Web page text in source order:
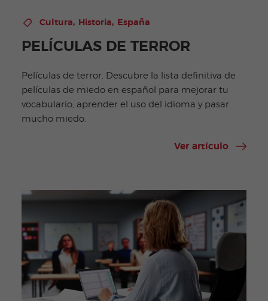
Cultura, Historia, España
PELÍCULAS DE TERROR
Películas de terror. Descubre la lista definitiva de
películas de miedo en español para mejorar tu
vocabulario, aprender el uso del idioma y pasar
mucho miedo.
Ver artículo